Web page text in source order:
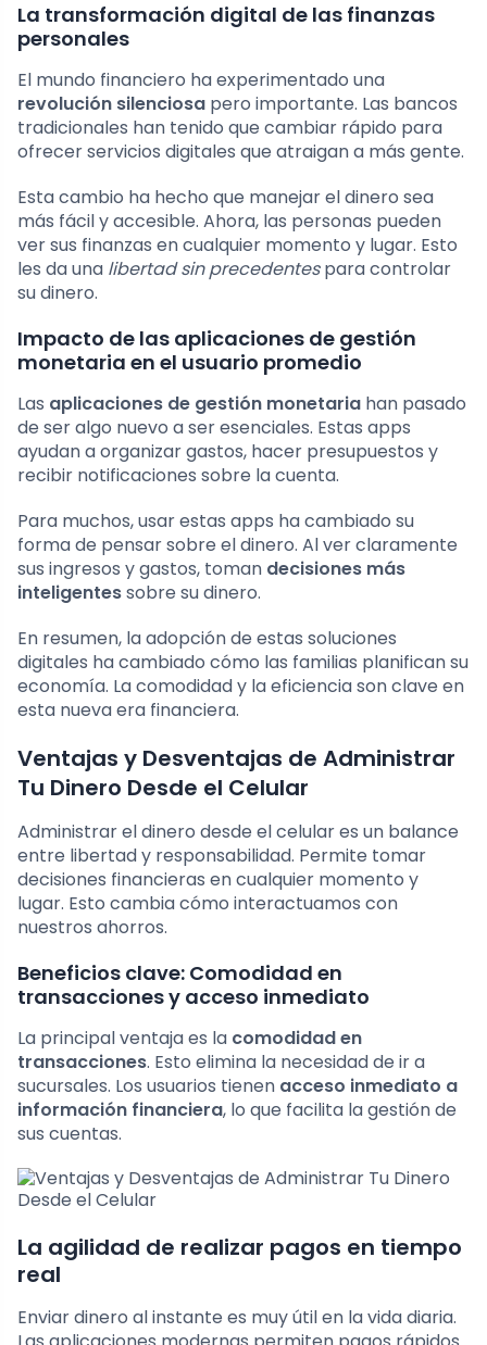
La transformación digital de las finanzas
personales
El mundo financiero ha experimentado una
revolución silenciosa pero importante. Las bancos
tradicionales han tenido que cambiar rápido para
ofrecer servicios digitales que atraigan a más gente.
Esta cambio ha hecho que manejar el dinero sea
más fácil y accesible. Ahora, las personas pueden
ver sus finanzas en cualquier momento y lugar. Esto
les da una libertad sin precedentespara controlar
su dinero.
Impacto de las aplicaciones de gestión
monetaria en el usuario promedio
Las aplicaciones de gestión monetaria han pasado
de ser algo nuevo a ser esenciales. Estas apps
ayudan a organizar gastos, hacer presupuestos y
recibir notificaciones sobre la cuenta.
Para muchos, usar estas apps ha cambiado su
forma de pensar sobre el dinero. Al ver claramente
sus ingresos y gastos, toman decisiones más
inteligentessobre su dinero.
En resumen, la adopción de estas soluciones
digitales ha cambiado cómo las familias planifican su
economía. La comodidad y la eficiencia son clave en
esta nueva era financiera.
Ventajas y Desventajas de Administrar
Tu Dinero Desde el Celular
Administrar el dinero desde el celular es un balance
entre libertad y responsabilidad. Permite tomar
decisiones financieras en cualquier momento y
lugar. Esto cambia cómo interactuamos con
nuestros ahorros.
Beneficios clave: Comodidad en
transacciones y acceso inmediato
La principal ventaja es la comodidad en
transacciones. Esto elimina la necesidad de ir a
sucursales. Los usuarios tienen acceso inmediato a
información financiera, lo que facilita la gestión de
sus cuentas.
La agilidad de realizar pagos en tiempo
real
Enviar dinero al instante es muy útil en la vida diaria.